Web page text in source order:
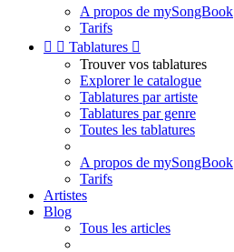
A propos de mySongBook
Tarifs
  Tablatures 
Trouver vos tablatures
Explorer le catalogue
Tablatures par artiste
Tablatures par genre
Toutes les tablatures
A propos de mySongBook
Tarifs
Artistes
Blog
Tous les articles